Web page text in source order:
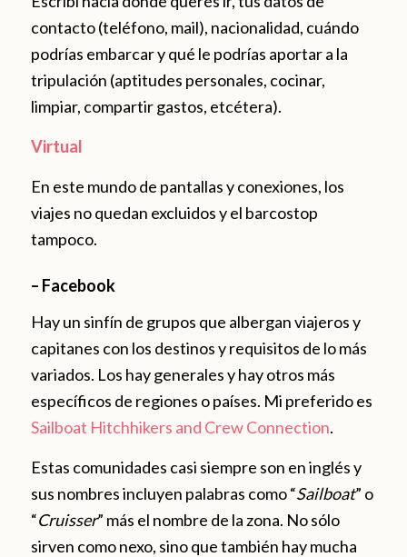
contacto (teléfono, mail), nacionalidad, cuándo
podrías embarcar y qué le podrías aportar a la
tripulación (aptitudes personales, cocinar,
limpiar, compartir gastos, etcétera).
Virtual
En este mundo de pantallas y conexiones, los
viajes no quedan excluidos y el barcostop
tampoco.
– Facebook
Hay un sinfín de grupos que albergan viajeros y
capitanes con los destinos y requisitos de lo más
variados. Los hay generales y hay otros más
específicos de regiones o países. Mi preferido es
Sailboat Hitchhikers and Crew Connection.
Estas comunidades casi siempre son en inglés y
sus nombres incluyen palabras como “Sailboat” o
“Cruisser” más el nombre de la zona. No sólo
sirven como nexo, sino que también hay mucha